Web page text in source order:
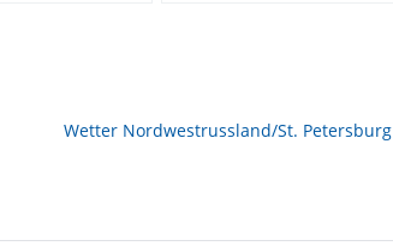
Wetter Nordwestrussland/St. Petersburg